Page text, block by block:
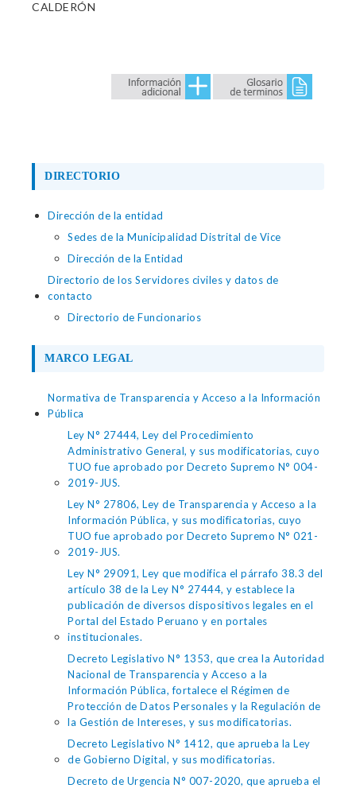
CALDERÓN
DIRECTORIO
Dirección de la entidad
Sedes de la Municipalidad Distrital de Vice
Dirección de la Entidad
Directorio de los Servidores civiles y datos de
contacto
Directorio de Funcionarios
MARCO LEGAL
Normativa de Transparencia y Acceso a la Información
Pública
Ley N° 27444, Ley del Procedimiento
Administrativo General, y sus modificatorias, cuyo
TUO fue aprobado por Decreto Supremo N° 004-
2019-JUS.
Ley N° 27806, Ley de Transparencia y Acceso a la
Información Pública, y sus modificatorias, cuyo
TUO fue aprobado por Decreto Supremo N° 021-
2019-JUS.
Ley N° 29091, Ley que modifica el párrafo 38.3 del
artículo 38 de la Ley N° 27444, y establece la
publicación de diversos dispositivos legales en el
Portal del Estado Peruano y en portales
institucionales.
Decreto Legislativo N° 1353, que crea la Autoridad
Nacional de Transparencia y Acceso a la
Información Pública, fortalece el Régimen de
Protección de Datos Personales y la Regulación de
la Gestión de Intereses, y sus modificatorias.
Decreto Legislativo N° 1412, que aprueba la Ley
de Gobierno Digital, y sus modificatorias.
Decreto de Urgencia N° 007-2020, que aprueba el